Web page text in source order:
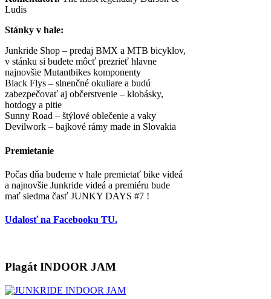
Ludis
Stánky v hale:
Junkride Shop – predaj BMX a MTB bicyklov,
v stánku si budete môcť prezrieť hlavne
najnovšie Mutantbikes komponenty
Black Flys – slnenčné okuliare a budú
zabezpečovať aj občerstvenie – klobásky,
hotdogy a pitie
Sunny Road – štýlové oblečenie a vaky
Devilwork – bajkové rámy made in Slovakia
Premietanie
Počas dňa budeme v hale premietať bike videá
a najnovšie Junkride videá a premiéru bude
mať siedma časť JUNKY DAYS #7 !
Udalosť na Facebooku TU.
Plagát INDOOR JAM